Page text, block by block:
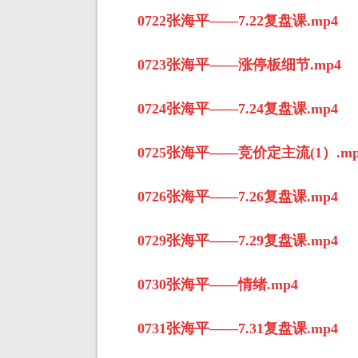
0722张海平——7.22复盘课.mp4
0723张海平——涨停板细节.mp4
0724张海平——7.24复盘课.mp4
0725张海平——竞价定主流(1）
0726张海平——7.26复盘课.mp4
0729张海平——7.29复盘课.mp4
0730张海平——情绪.mp4
0731张海平——7.31复盘课.mp4